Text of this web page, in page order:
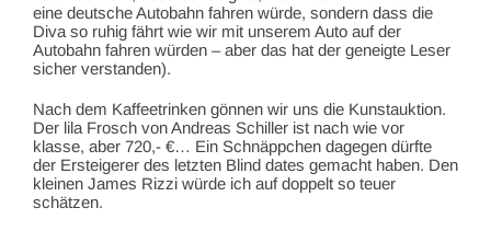
eine deutsche Autobahn fahren würde, sondern dass die
Diva so ruhig fährt wie wir mit unserem Auto auf der
Autobahn fahren würden – aber das hat der geneigte Leser
sicher verstanden).
Nach dem Kaffeetrinken gönnen wir uns die Kunstauktion.
Der lila Frosch von Andreas Schiller ist nach wie vor
klasse, aber 720,- €… Ein Schnäppchen dagegen dürfte
der Ersteigerer des letzten Blind dates gemacht haben. Den
kleinen James Rizzi würde ich auf doppelt so teuer
schätzen.